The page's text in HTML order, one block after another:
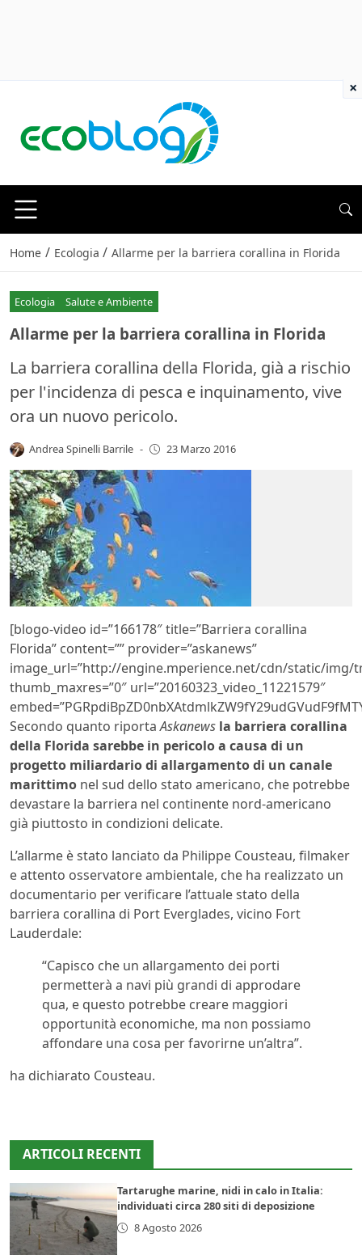
Home / Ecologia / Allarme per la barriera corallina in Florida
Ecologia Salute e Ambiente
Allarme per la barriera corallina in Florida
La barriera corallina della Florida, già a rischio
per l'incidenza di pesca e inquinamento, vive
ora un nuovo pericolo.
Andrea Spinelli Barrile - 23 Marzo 2016
[blogo-video id=”166178″ title=”Barriera corallina
Florida” content=”” provider=”askanews”
image_url=”http://engine.mperience.net/cdn/static/img/
thumb_maxres=”0″ url=”20160323_video_11221579″
Secondo quanto riportaAskanews la barriera corallina
della Florida sarebbe in pericolo a causa di un
progetto miliardario di allargamento di un canale
marittimo nel sud dello stato americano, che potrebbe
devastare la barriera nel continente nord-americano
già piuttosto in condizioni delicate.
L’allarme è stato lanciato da Philippe Cousteau, filmaker
e attento osservatore ambientale, che ha realizzato un
documentario per verificare l’attuale stato della
barriera corallina di Port Everglades, vicino Fort
Lauderdale:
“Capisco che un allargamento dei porti
permetterà a navi più grandi di approdare
qua, e questo potrebbe creare maggiori
opportunità economiche, ma non possiamo
affondare una cosa per favorirne un’altra”.
ha dichiarato Cousteau.
ARTICOLI RECENTI
Tartarughe marine, nidi in calo in Italia:
individuati circa 280 siti di deposizione
8 Agosto 2026
×